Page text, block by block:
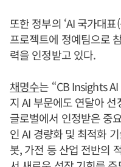
또한 정부의 ‘AI 국가대
프로젝트에 정예팀으로
력을 인정받고 있다.
채명수는 “CB Insights
지 AI 부문에도 연달아
글로벌에서 인정받은 중
인 AI 경량화 및 최적화
봇, 가전 등 산업 전반의